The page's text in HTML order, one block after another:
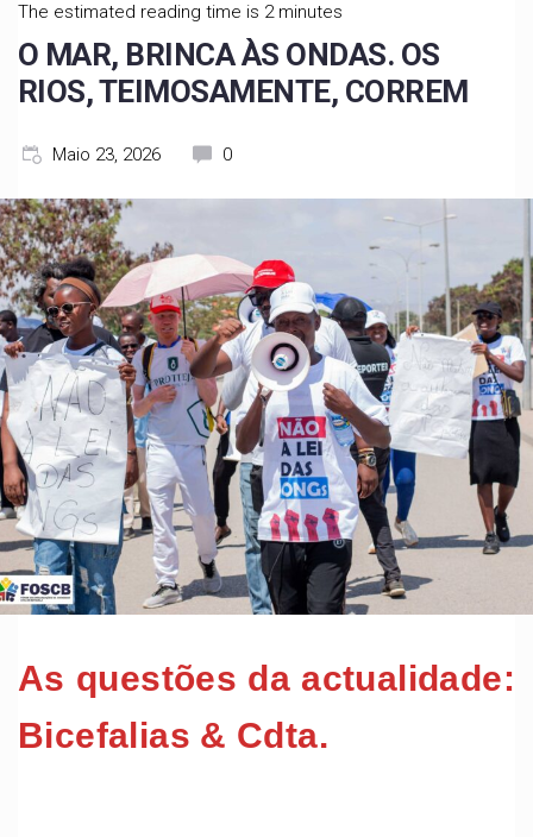
The estimated reading time is 2 minutes
O MAR, BRINCA ÀS ONDAS. OS
RIOS, TEIMOSAMENTE, CORREM
Maio 23, 2026 0
As questões da actualidade:
Bicefalias & Cdta.